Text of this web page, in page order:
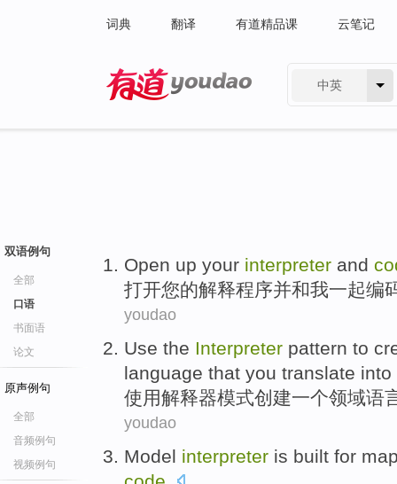
词典 翻译 有道精品课 云笔记
中英
双语例句
全部
口语
书面语
论文
原声例句
全部
音频例句
视频例句
Open up your interpreter and
打开您的解释程序并和我一起编
youdao
Use the Interpreter pattern to
language that you translate into
使用解释器模式创建一个领域语
youdao
Model interpreter is built for